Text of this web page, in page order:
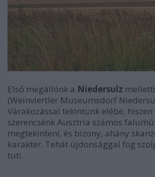
Első megállónk a Niedersulz
(Weinviertler Museumsdorf
Várakozással tekintünk elébe,
szerencsénk Ausztria számos
megtekinteni, és bizony, ahány
karakter. Tehát újdonsággal fog
tuti.